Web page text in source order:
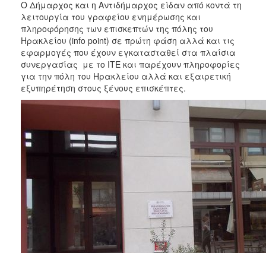
2011
2010
2006
ΔΗΜΟΤΗΣ
ΕΠΙΣΚΕΠΤΗΣ
Ο Δήμαρχος και η Αντιδήμαρχος είδαν από κοντά τη
λειτουργία του γραφείου ενημέρωσης και
πληροφόρησης των επισκεπτών της πόλης του
Ηρακλείου (info point) σε πρώτη φάση αλλά και τις
εφαρμογές που έχουν εγκατασταθεί στα πλαίσια
συνεργασίας με το ΙΤΕ και παρέχουν πληροφορίες
για την πόλη του Ηρακλείου αλλά και εξαιρετική
εξυπηρέτηση στους ξένους επισκέπτες.